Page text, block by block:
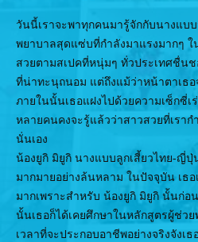
วันนี้เราจะพาทุกคนมารู้จักกับนางแบ
พยาบาลสุดแซ่บที่กำลังมาแรงมากๆ
สวยตามสเปคที่หนุ่มๆ ทั่วประเทศชื่น
ที่น่าทะนุถนอม แต่ถึงแม้ว่าหน้าตาเธ
ภายในนั้นเธอแฝงไปด้วยความเซ็กซี่
หลายคนคงจะรู้แล้วว่าสาวสวยที่เรา
นั่นเอง
น้องยูกิ มิยูกิ นางแบบลูกเสี้ยวไทย-ญี่ปุ่
มากมายอย่างล้นหลาม ในปัจจุบัน เธ
มากเพราะสำหรับ น้องยูกิ มิยูกิ นั้นก่อ
นั้นเธอก็ได้เคยศึกษาในหลักสูตรผู้ช่ว
เวลาที่จะประกอบอาชีพอย่างจริงจังเ